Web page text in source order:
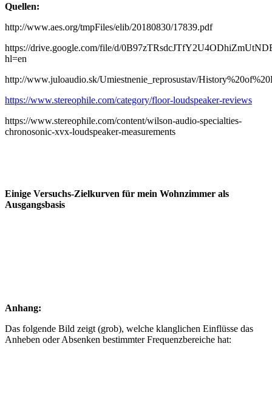
Quellen:
http://www.aes.org/tmpFiles/elib/20180830/17839.pdf
https://drive.google.com/file/d/
hl=en
http://www.juloaudio.sk/Umiestnenie_reprosustav/
https://www.stereophile.com/category/floor-loudspeaker-reviews
https://www.stereophile.com/content/wilson-audio-specialties-
chronosonic-xvx-loudspeaker-measurements
Einige Versuchs-Zielkurven für mein Wohnzimmer als
Ausgangsbasis
Anhang:
Das folgende Bild zeigt (grob), welche klanglichen Einflüsse das
Anheben oder Absenken bestimmter Frequenzbereiche hat: